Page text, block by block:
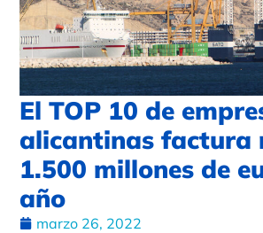
El TOP 10 de
alicantinas factura
1.500 millones de
año
marzo 26, 2022